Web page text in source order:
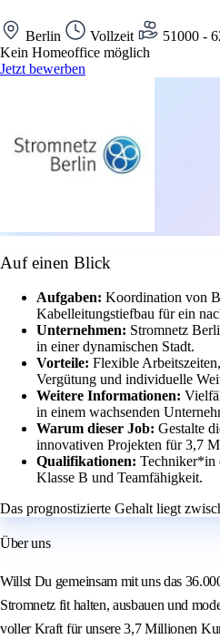
Berlin Vollzeit
51000 -
Kein Homeoffice möglich
Jetzt bewerben
Auf einen Blick
Aufgaben: Koordination von
Kabelleitungstiefbau für ein
Unternehmen: Stromnetz
in einer dynamischen Stadt.
Vorteile: Flexible
Vergütung und individuelle
Weitere Informationen:
in einem wachsenden
Warum dieser Job: Gestalte
innovativen Projekten für 3,7
Qualifikationen: Techniker*in
Klasse B und Teamfähigkeit.
Das prognostizierte Gehalt liegt
Über uns
Willst Du gemeinsam mit uns das
Stromnetz fit halten, ausbauen und
voller Kraft für unsere 3,7 Millionen